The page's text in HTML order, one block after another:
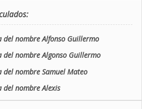
del nombre Alfonso Guillermo
del nombre Algonso Guillermo
nombre Samuel Mateo
del nombre Alexis